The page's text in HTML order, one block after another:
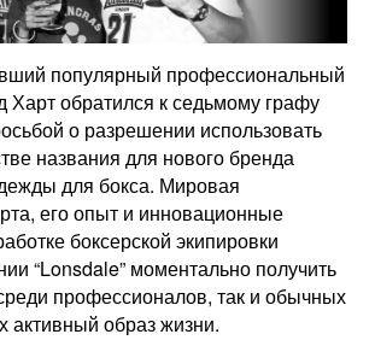
популярный профессиональный
Харт обратился к седьмому графу
о разрешении использовать
названия для нового бренда
для бокса. Мировая
его опыт и инновационные
боксерской экипировки
“Lonsdale” моментально получить
профессионалов, так и обычных
активный образ жизни.